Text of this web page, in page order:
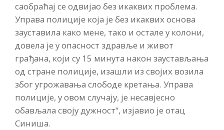
саобраћај се одвијао без икаквих проблема.
Управа полиције која је без икаквих основа
зауставила како мене, тако и остале у колони,
довела је у опасност здравље и живот
грађана, који су 15 минута након заустављања
од стране полиције, изашли из својих возила
због угрожавања слободе кретања. Управа
полиције, у овом случају, је несавјесно
обављала своју дужност“, изјавио је отац
Синиша.